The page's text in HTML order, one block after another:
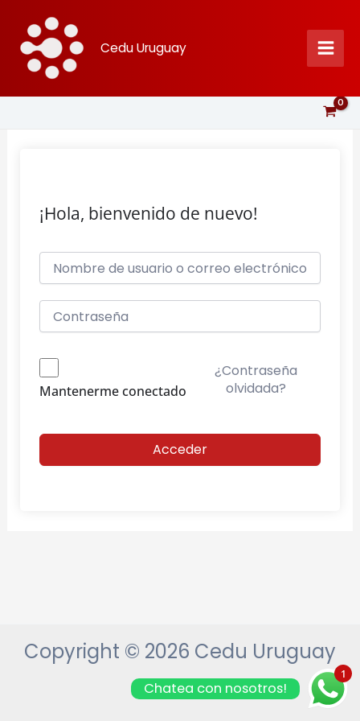
contenido
Cedu Uruguay
¡Hola, bienvenido de nuevo!
Mantenerme conectado
¿Contraseña
olvidada?
Acceder
Copyright © 2026 Cedu Uruguay
1
Chatea con nosotros!